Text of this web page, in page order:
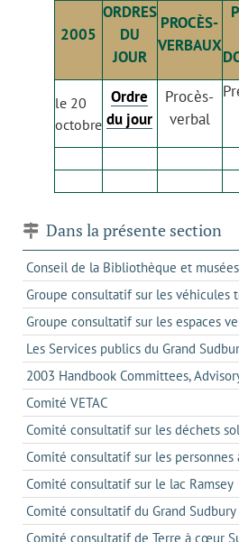
2005
ORDRES
DU
JOUR
PROCÈS-
VERBAUX
le 20
octobre
Ordre
du jour
Procès-
verbal
Dans la présente section
Conseil de la Bibliothèque et
Groupe consultatif sur les véhicules
Groupe consultatif sur les espaces
Les Services publics du Grand
2003 Handbook Committees,
Comité VETAC
Comité consultatif sur les déchets
Comité consultatif sur les personnes
Comité consultatif sur le lac Ramsey
Comité consultatif du Grand
Comité consultatif de Terre à cœur